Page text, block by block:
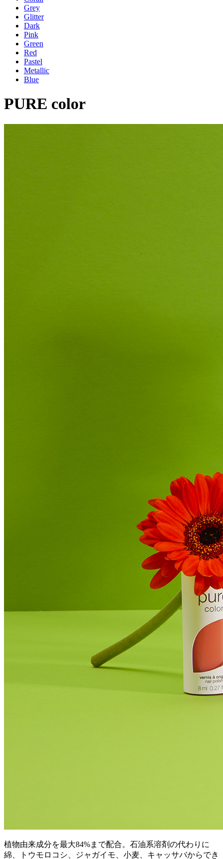
Grey
Glitter
Dark
Pink
Green
Red
Pastel
Metallic
Blue
PURE color
植物由来成分を最大84%まで配合。石油系溶剤の代わりに
綿、トウモロコシ、ジャガイモ、小麦、キャッサバからでき